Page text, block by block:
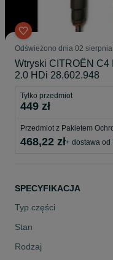
Odświeżono dnia 02
Wtryski CITROËN
2.0 HDi 28.602.948
Tylko przedmiot
449 zł
Przedmiot z Pakietem
468,22 zł+ dostawa od
SPECYFIKACJA
Typ części
Stan
Rodzaj